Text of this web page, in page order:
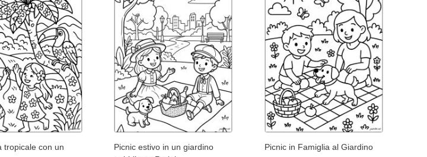
tropicale con un
Picnic estivo in un giardino
Picnic in Famiglia al Giardino